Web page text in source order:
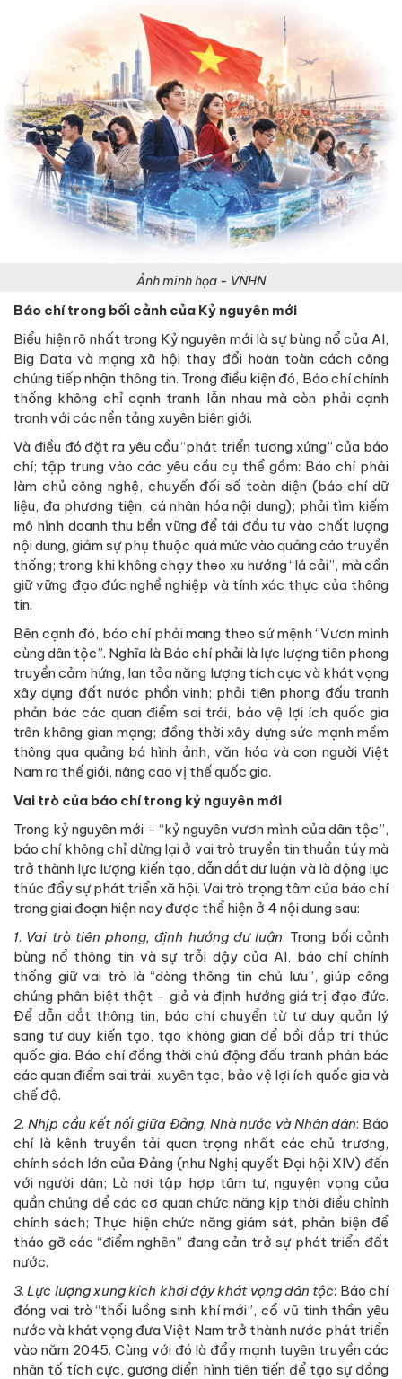
Ảnh minh họa - VNHN
Báo chí trong bối cảnh của Kỷ nguyên mới
Biểu hiện rõ nhất trong Kỷ nguyên mới là sự bùng nổ của AI,
Big Data và mạng xã hội thay đổi hoàn toàn cách công
chúng tiếp nhận thông tin. Trong điều kiện đó, Báo chí chính
thống không chỉ cạnh tranh lẫn nhau mà còn phải cạnh
tranh với các nền tảng xuyên biên giới.
Và điều đó đặt ra yêu cầu “phát triển tương xứng” của báo
chí; tập trung vào các yêu cầu cụ thể gồm: Báo chí phải
làm chủ công nghệ, chuyển đổi số toàn diện (báo chí dữ
liệu, đa phương tiện, cá nhân hóa nội dung); phải tìm kiếm
mô hình doanh thu bền vững để tái đầu tư vào chất lượng
nội dung, giảm sự phụ thuộc quá mức vào quảng cáo truyền
thống; trong khi không chạy theo xu hướng “lá cải”, mà cần
giữ vững đạo đức nghề nghiệp và tính xác thực của thông
tin.
Bên cạnh đó, báo chí phải mang theo sứ mệnh “Vươn mình
cùng dân tộc”. Nghĩa là Báo chí phải là lực lượng tiên phong
truyền cảm hứng, lan tỏa năng lượng tích cực và khát vọng
xây dựng đất nước phồn vinh; phải tiên phong đấu tranh
phản bác các quan điểm sai trái, bảo vệ lợi ích quốc gia
trên không gian mạng; đồng thời xây dựng sức mạnh mềm
thông qua quảng bá hình ảnh, văn hóa và con người Việt
Nam ra thế giới, nâng cao vị thế quốc gia.
Vai trò của báo chítrong kỷ nguyên mới
Trong kỷ nguyên mới - “kỷ nguyên vươn mình của dân tộc”,
báo chí không chỉ dừng lại ở vai trò truyền tin thuần túy mà
trở thành lực lượng kiến tạo, dẫn dắt dư luận và là động lực
thúc đẩy sự phát triển xã hội. Vai trò trọng tâm của báo chí
trong giai đoạn hiện nay được thể hiện ở 4 nội dung sau:
1. Vai trò tiên phong, định hướng dư luận: Trong bối cảnh
bùng nổ thông tin và sự trỗi dậy của AI, báo chí chính
thống giữ vai trò là “dòng thông tin chủ lưu”, giúp công
chúng phân biệt thật - giả và định hướng giá trị đạo đức.
Để dẫn dắt thông tin, báo chí chuyển từ tư duy quản lý
sang tư duy kiến tạo, tạo không gian để bồi đắp tri thức
quốc gia. Báo chí đồng thời chủ động đấu tranh phản bác
các quan điểm sai trái, xuyên tạc, bảo vệ lợi ích quốc gia và
chế độ.
2. Nhịp cầu kết nối giữa Đảng, Nhà nước và Nhân dân: Báo
chí là kênh truyền tải quan trọng nhất các chủ trương,
chính sách lớn của Đảng (như Nghị quyết Đại hội XIV) đến
với người dân; Là nơi tập hợp tâm tư, nguyện vọng của
quần chúng để các cơ quan chức năng kịp thời điều chỉnh
chính sách; Thực hiện chức năng giám sát, phản biện để
tháo gỡ các “điểm nghẽn” đang cản trở sự phát triển đất
nước.
3.Lực lượng xung kích khơi dậy khát vọng dân tộc: Báo chí
đóng vai trò “thổi luồng sinh khí mới”, cổ vũ tinh thần yêu
nước và khát vọng đưa Việt Nam trở thành nước phát triển
vào năm 2045. Cùng với đó là đẩy mạnh tuyên truyền các
nhân tố tích cực, gương điển hình tiên tiến để tạo sự đồng